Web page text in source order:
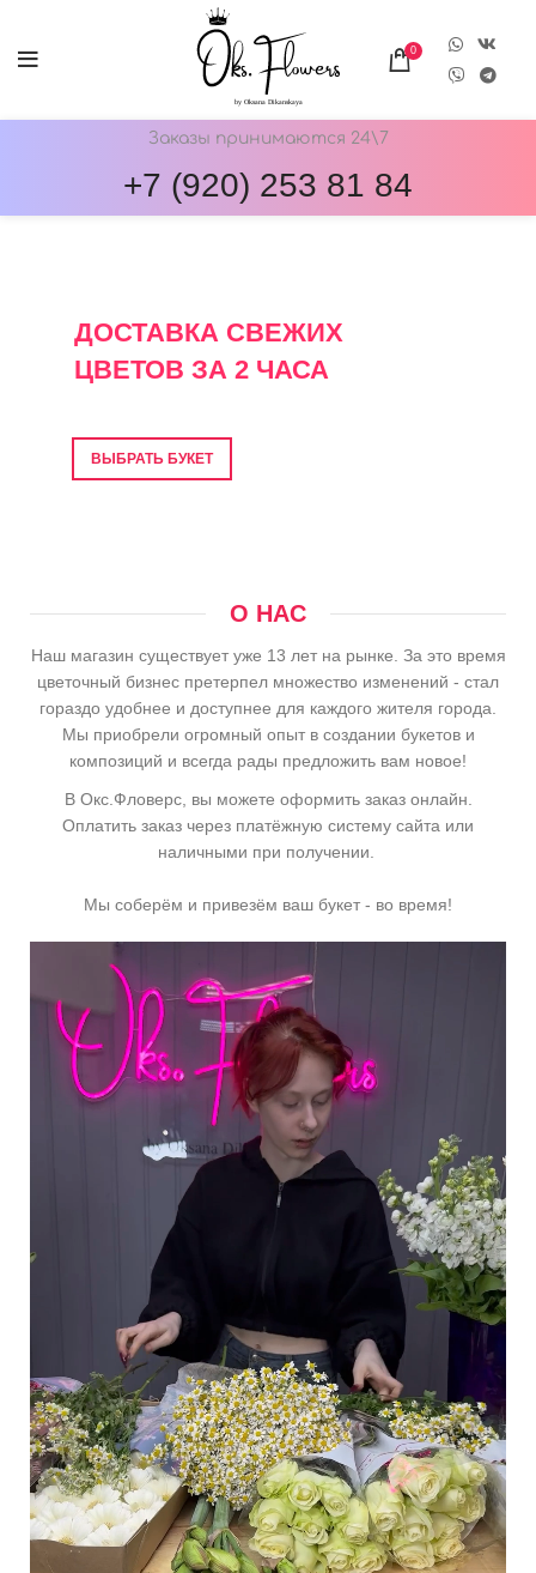
0
Заказы принимаются 24\7
+7 (920) 253 81 84
ДОСТАВКА СВЕЖИХ
ЦВЕТОВ ЗА 2 ЧАСА
ВЫБРАТЬ БУКЕТ
О НАС
Наш магазин существует уже 13 лет на рынке. За это время
цветочный бизнес претерпел множество изменений - стал
гораздо удобнее и доступнее для каждого жителя города.
Мы приобрели огромный опыт в создании букетов и
композиций и всегда рады предложить вам новое!
В Окс.Фловерс, вы можете оформить заказ онлайн.
Оплатить заказ через платёжную систему сайта или
наличными при получении.
Мы соберём и привезём ваш букет - во время!